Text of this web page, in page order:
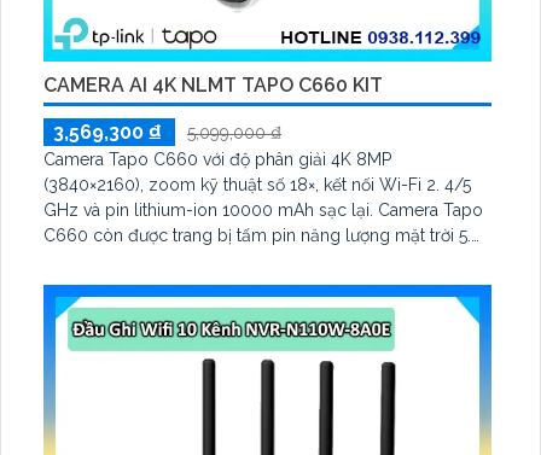
CAMERA AI 4K NLMT TAPO C660 KIT
3,569,300 ₫
5,099,000 ₫
Camera Tapo C660 với độ phân giải 4K 8MP
(3840×2160), zoom kỹ thuật số 18×, kết nối Wi-Fi 2. 4/5
GHz và pin lithium-ion 10000 mAh sạc lại. Camera Tapo
C660 còn được trang bị tấm pin năng lượng mặt trời 5.
tiện, lưu trữ thẻ microSD tối đa 512 GB